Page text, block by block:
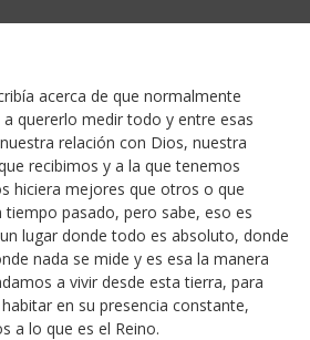
acerca de que normalmente
quererlo medir todo y entre esas
relación con Dios, nuestra
recibimos y a la que tenemos
hiciera mejores que otros o que
pasado, pero sabe, eso es
lugar donde todo es absoluto, donde
nada se mide y es esa la manera
a vivir desde esta tierra, para
en su presencia constante,
a lo que es el Reino.